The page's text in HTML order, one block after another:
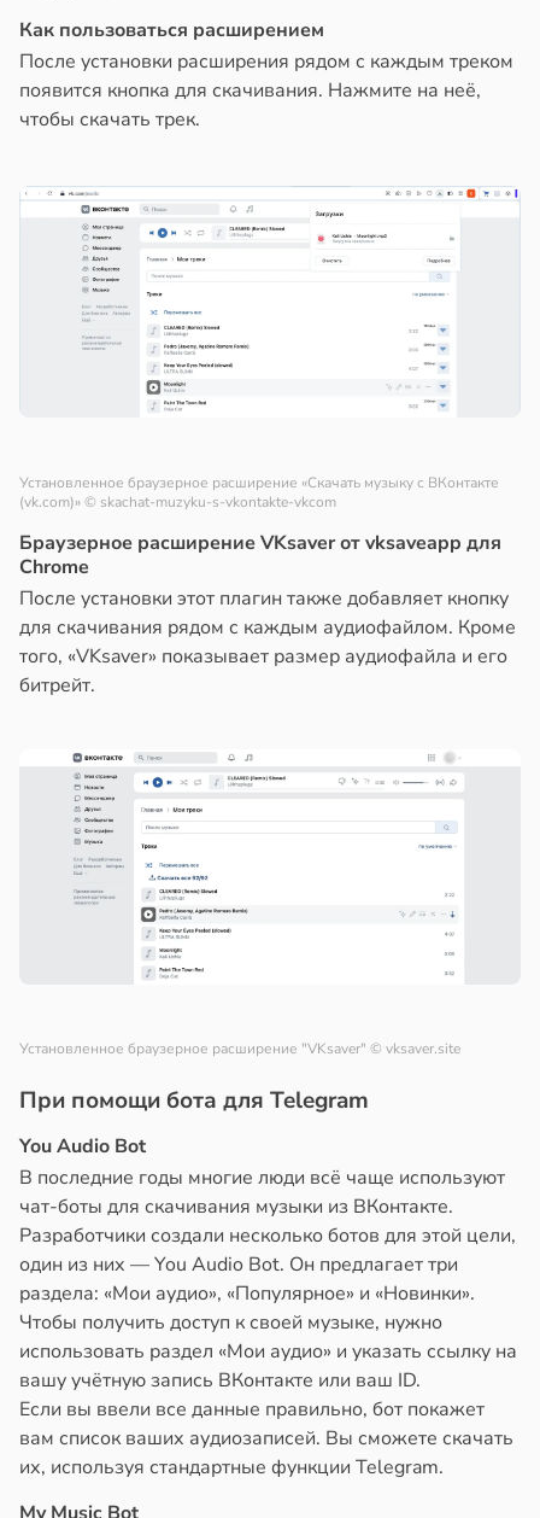
Как пользоваться расширением
После установки расширения рядом с каждым треком
появится кнопка для скачивания. Нажмите на неё,
чтобы скачать трек.
Установленное браузерное расширение «Скачать музыку с ВКонтакте
(vk.com)»© skachat-muzyku-s-vkontakte-vkcom
Браузерное расширение VKsaver от vksaveapp для
Chrome
После установки этот плагин также добавляет кнопку
для скачивания рядом с каждым аудиофайлом. Кроме
того, «VKsaver» показывает размер аудиофайла и его
битрейт.
Установленное браузерное расширение "VKsaver" © vksaver.site
При помощи бота для Telegram
You Audio Bot
В последние годы многие люди всё чаще используют
чат-боты для скачивания музыки из ВКонтакте.
Разработчики создали несколько ботов для этой цели,
один из них — You Audio Bot. Он предлагает три
раздела: «Мои аудио», «Популярное» и «Новинки».
Чтобы получить доступ к своей музыке, нужно
использовать раздел «Мои аудио» и указать ссылку на
вашу учётную запись ВКонтакте или ваш ID.
Если вы ввели все данные правильно, бот покажет
вам список ваших аудиозаписей. Вы сможете скачать
их, используя стандартные функции Telegram.